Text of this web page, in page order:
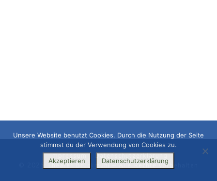
Impressum| Datenschutzerklärung
Theater Bruckmühl– Alle Rechte vorbehalten
Unsere Website benutzt Cookies. Durch die Nutzung der Seite
stimmst du der Verwendung von Cookies zu.
Akzeptieren Datenschutzerklärung